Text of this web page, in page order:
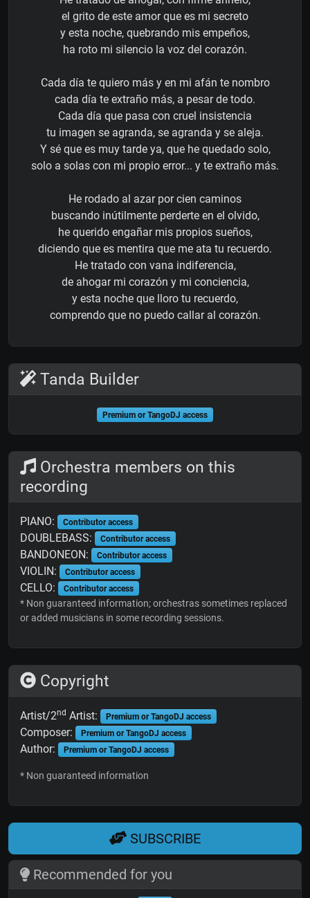
el grito de este amor que es mi secreto
y esta noche, quebrando mis empeños,
ha roto mi silencio la voz del corazón.
Cada día te quiero más y en mi afán te nombro
cada día te extraño más, a pesar de todo.
Cada día que pasa con cruel insistencia
tu imagen se agranda, se agranda y se aleja.
Y sé que es muy tarde ya, que he quedado solo,
solo a solas con mi propio error... y te extraño más.
He rodado al azar por cien caminos
buscando inútilmente perderte en el olvido,
he querido engañar mis propios sueños,
diciendo que es mentira que me ata tu recuerdo.
He tratado con vana indiferencia,
de ahogar mi corazón y mi conciencia,
y esta noche que lloro tu recuerdo,
comprendo que no puedo callar al corazón.
Tanda Builder
Premium or TangoDJ access
Orchestra members on this
recording
PIANO: Contributor access
DOUBLEBASS: Contributor access
BANDONEON: Contributor access
VIOLIN: Contributor access
CELLO: Contributor access
* Non guaranteed information; orchestras sometimes replaced
or added musicians in some recording sessions.
Copyright
Artist/2nd Artist: Premium or TangoDJ access
Composer: Premium or TangoDJ access
Author: Premium or TangoDJ access
* Non guaranteed information
SUBSCRIBE
Recommended for you